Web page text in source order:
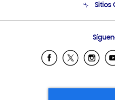
Soporte
Sitios
Samsung
Samsung